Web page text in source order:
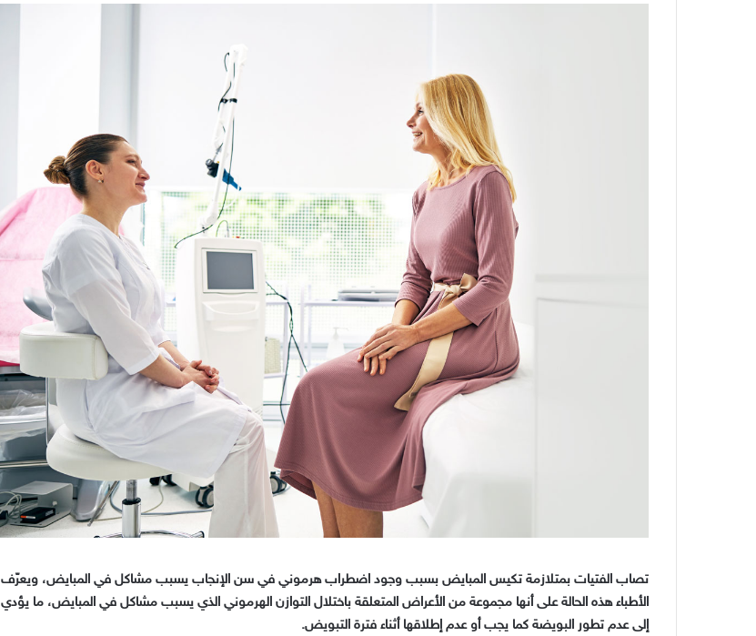
تصاب الفتيات بمتلازمة تكيس المبايض بسبب وجود اضطراب هرموني في سن الإنجاب يسبب مشاكل في المبايض، ويعرّف
الأطباء هذه الحالة على أنها مجموعة من الأعراض المتعلقة باختلال التوازن الهرموني الذي يسبب مشاكل في المبايض، ما يؤدي
إلى عدم تطور البويضة كما يجب أو عدم إطلاقها أثناء فترة التبويض.